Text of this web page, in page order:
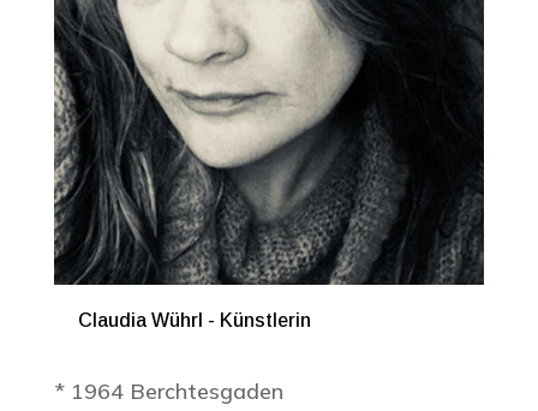
Claudia Wührl - Künstlerin
* 1964 Berchtesgaden